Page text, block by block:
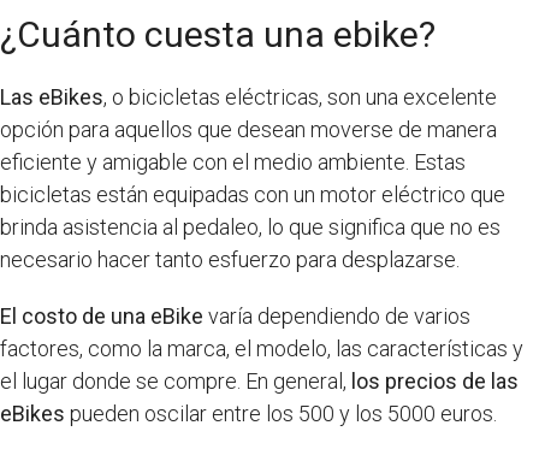
¿Cuánto cuesta una ebike?
Las eBikes, o bicicletas eléctricas, son una excelente
opción para aquellos que desean moverse de manera
eficiente y amigable con el medio ambiente. Estas
bicicletas están equipadas con un motor eléctrico que
brinda asistencia al pedaleo, lo que significa que no es
necesario hacer tanto esfuerzo para desplazarse.
El costo de una eBike varía dependiendo de varios
factores, como la marca, el modelo, las características y
el lugar donde se compre. En general, los precios de las
eBikes pueden oscilar entre los 500 y los 5000 euros.